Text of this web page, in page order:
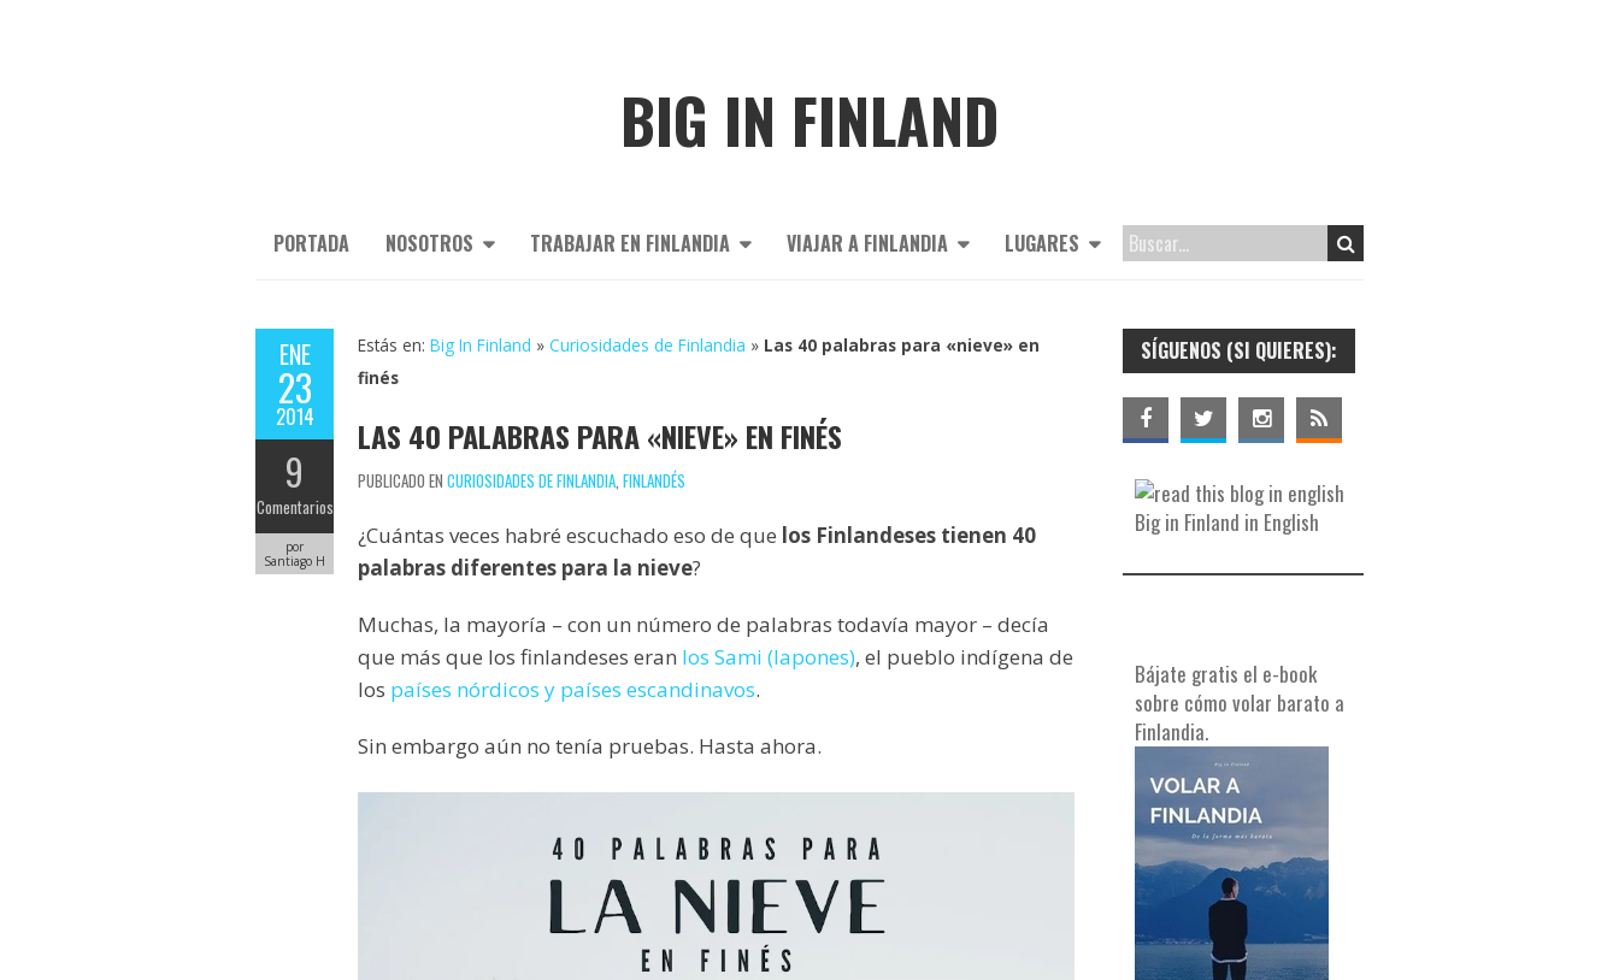
BIG IN FINLAND
PORTADA NOSOTROS TRABAJAR EN FINLANDIA VIAJAR A FINLANDIA LUGARES
ENE
23
2014
9
Comentarios
por
Santiago H
Estás en: Big In Finland » Curiosidades de Finlandia » Las 40 palabras para «nieve» en
finés
LAS 40 PALABRAS PARA «NIEVE» EN FINÉS
PUBLICADO EN CURIOSIDADES DE FINLANDIA FINLANDÉS
¿Cuántas veces habré escuchado eso de que los Finlandeses tienen 40
palabras diferentes para la nieve?
Muchas, la mayoría – con un número de palabras todavía mayor – decía
que más que los finlandeses eran los Sami (lapones), el pueblo indígena de
los países nórdicos y países escandinavos.
Sin embargo aún no tenía pruebas. Hasta ahora.
SÍGUENOS (SI QUIERES):
Big in Finland in English
Bájate gratis el e-book
sobre cómo volar barato a
Finlandia.